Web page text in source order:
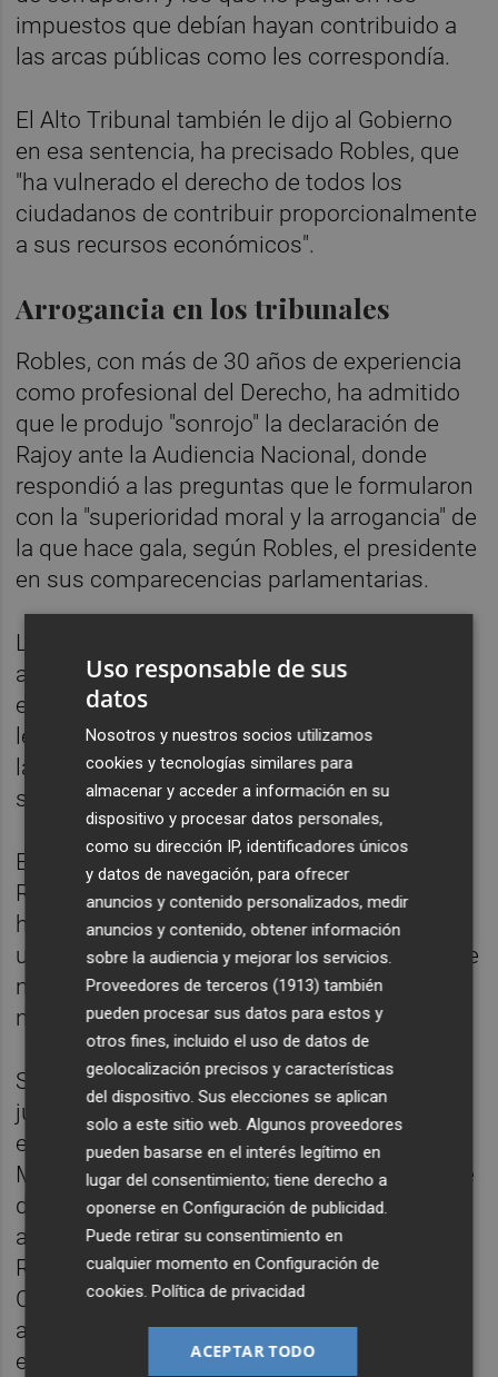
impuestos que debían hayan contribuido a
las arcas públicas como les correspondía.
El Alto Tribunal también le dijo al Gobierno
en esa sentencia, ha precisado Robles, que
"ha vulnerado el derecho de todos los
ciudadanos de contribuir proporcionalmente
a sus recursos económicos".
Arrogancia en los tribunales
Robles, con más de 30 años de experiencia
como profesional del Derecho, ha admitido
que le produjo "sonrojo" la declaración de
Rajoy ante la Audiencia Nacional, donde
respondió a las preguntas que le formularon
con la "superioridad moral y la arrogancia" de
la que hace gala, según Robles, el presidente
en sus comparecencias parlamentarias.
La portavoz le ha afeado que no tratara de
aclarar los hechos que se están juzgando en
el caso Gürtel, pero Robles reconoce que no
le sorprende si uno repasa los obstáculos y
las críticas del PP al juez que instruyó el
sumario del caso, Pablo Ruz.
Es más, la dirigente socialista ha acusado a
Rajoy de faltar a la verdad. Para demostrarlo
ha recordado que en 2013 Rajoy aseguró en
una reunión de la Ejecutiva de su partido que
no había existido financiación ilegal en el PP
ni sobresueldos.
Sin embargo, después de que en 2014 el
juez Ruz concluyera que hubo una caja b en
el partido, reconocida en 2015 por el
Ministerio Fiscal, que añade que se nutría de
donaciones empresariales a cambio de
adjudicaciones públicas, Rajoy, añade
Robles, no dio más explicaciones.
Con esa caja b, ha abundado Robles citando
al magistrado Ruz, se pagó la campaña
electoral de 2000, que dirigió Mariano Rajoy.
Uso responsable de sus
datos
Nosotros y nuestros socios utilizamos
cookies y tecnologías similares para
almacenar y acceder a información en su
dispositivo y procesar datos personales,
como su dirección IP, identificadores únicos
y datos de navegación, para ofrecer
anuncios y contenido personalizados, medir
anuncios y contenido, obtener información
sobre la audiencia y mejorar los servicios.
Proveedores de terceros (1913) también
pueden procesar sus datos para estos y
otros fines, incluido el uso de datos de
geolocalización precisos y características
del dispositivo. Sus elecciones se aplican
solo a este sitio web. Algunos proveedores
pueden basarse en el interés legítimo en
lugar del consentimiento; tiene derecho a
oponerse enConfiguración de publicidad
Puede retirar su consentimiento en
cualquier momento enConfiguración de
cookies .Política de privacidad
ACEPTAR TODO